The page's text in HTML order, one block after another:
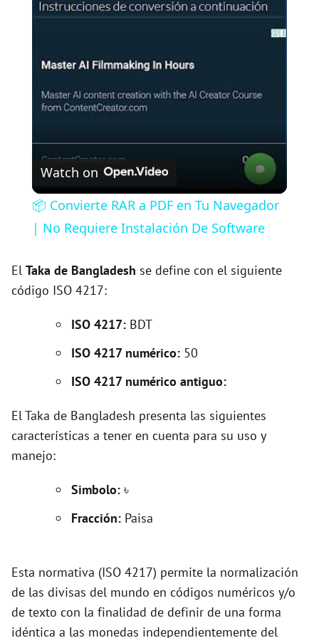
a
i
Watch on
📦 Convierte RAR a PDF en Tu Navegador
| No Requiere Instalación De Software
El Taka de Bangladesh se define con el siguiente
código ISO 4217:
ISO 4217: BDT
ISO 4217 numérico: 50
ISO 4217 numérico antiguo:
El Taka de Bangladesh presenta las siguientes
características a tener en cuenta para su uso y
manejo:
Simbolo: ৳
Fracción: Paisa
Esta normativa (ISO 4217) permite la normalización
de las divisas del mundo en códigos numéricos y/o
de texto con la finalidad de definir de una forma
idéntica a las monedas independientemente del